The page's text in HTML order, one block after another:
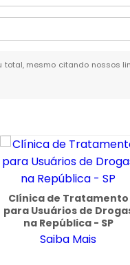
total, mesmo citando nossos
Clínica de Tratamento
para Usuários de
na República - SP
Saiba Mais